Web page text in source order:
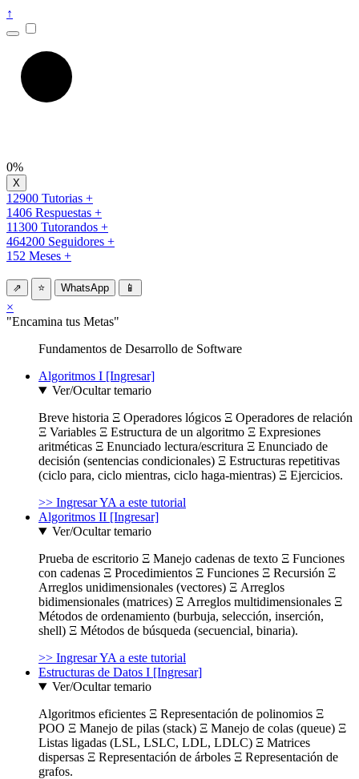
↑
0%
12900 Tutorias +
1406 Respuestas +
11300 Tutorandos +
464200 Seguidores +
152 Meses +
⇗ ⭐ WhatsApp 📱
×
"Encamina tus Metas"
Fundamentos de Desarrollo de Software
Algoritmos I [Ingresar]
Ver/Ocultar temario
Breve historia Ξ Operadores lógicos Ξ Operadores de relación
Ξ Variables Ξ Estructura de un algoritmo Ξ Expresiones
aritméticas Ξ Enunciado lectura/escritura Ξ Enunciado de
decisión (sentencias condicionales) Ξ Estructuras repetitivas
(ciclo para, ciclo mientras, ciclo haga-mientras) Ξ Ejercicios.
>> Ingresar YA a este tutorial
Algoritmos II [Ingresar]
Ver/Ocultar temario
Prueba de escritorio Ξ Manejo cadenas de texto Ξ Funciones
con cadenas Ξ Procedimientos Ξ Funciones Ξ Recursión Ξ
Arreglos unidimensionales (vectores) Ξ Arreglos
bidimensionales (matrices) Ξ Arreglos multidimensionales Ξ
Métodos de ordenamiento (burbuja, selección, inserción,
shell) Ξ Métodos de búsqueda (secuencial, binaria).
>> Ingresar YA a este tutorial
Estructuras de Datos I [Ingresar]
Ver/Ocultar temario
Algoritmos eficientes Ξ Representación de polinomios Ξ
POO Ξ Manejo de pilas (stack) Ξ Manejo de colas (queue) Ξ
Listas ligadas (LSL, LSLC, LDL, LDLC) Ξ Matrices
dispersas Ξ Representación de árboles Ξ Representación de
grafos.